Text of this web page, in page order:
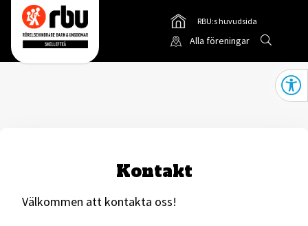
Gå till RBUs startsida
Gå till RBU:s huvudsida
Alla föreningar
Kontakt
Välkommen att kontakta oss!